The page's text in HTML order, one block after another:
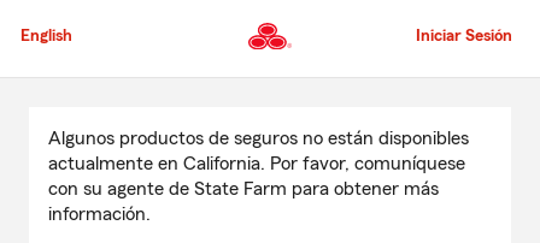
al
principal
English Iniciar Sesión
contenido
principal
Algunos productos de seguros no están disponibles
actualmente en California. Por favor, comuníquese
con su agente de State Farm para obtener más
información.